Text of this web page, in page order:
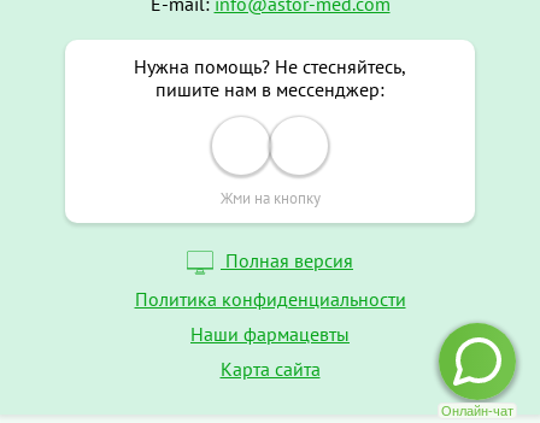
Нужна помощь? Не стесняйтесь,
пишите нам в мессенджер:
Жми на кнопку
Полная версия
Политика конфиденциальности
Наши фармацевты
Карта сайта